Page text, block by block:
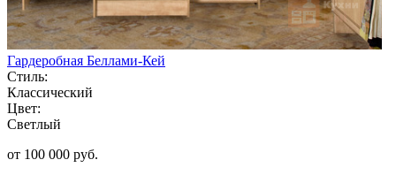
Гардеробная Беллами-Кей
Стиль:
Классический
Цвет:
Светлый
от 100 000 руб.